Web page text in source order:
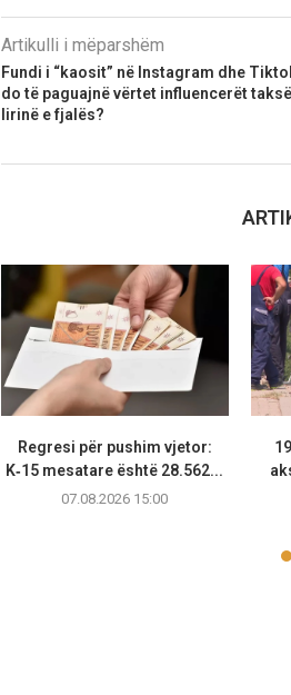
Artikulli i mëparshëm
Fundi i “kaosit” në Instagram dhe
do të paguajnë vërtet influencerët
lirinë e fjalës?
Regresi për pushim vjetor:
K‑15 mesatare është 28.562...
07.08.2026 15:00